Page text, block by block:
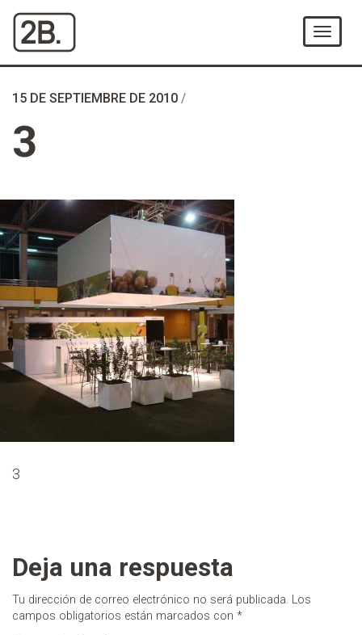
Contenido
Menú
15 DE SEPTIEMBRE DE 2010 /
3
3
Deja una respuesta
Tu dirección de correo electrónico no será publicada. Los
campos obligatorios están marcados con *